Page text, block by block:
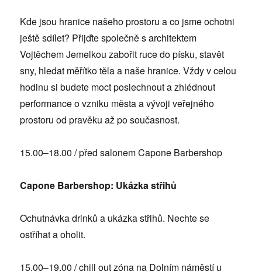
Kde jsou hranice našeho prostoru a co jsme ochotni
ještě sdílet? Přijďte společně s architektem
Vojtěchem Jemelkou zabořit ruce do písku, stavět
sny, hledat měřítko těla a naše hranice. Vždy v celou
hodinu si budete moct poslechnout a zhlédnout
performance o vzniku města a vývoji veřejného
prostoru od pravěku až po současnost.
15.00–18.00 / před salonem Capone Barbershop
Capone Barbershop: Ukázka střihů
Ochutnávka drinků a ukázka střihů. Nechte se
ostříhat a oholit.
15.00–19.00 / chill out zóna na Dolním náměstí u